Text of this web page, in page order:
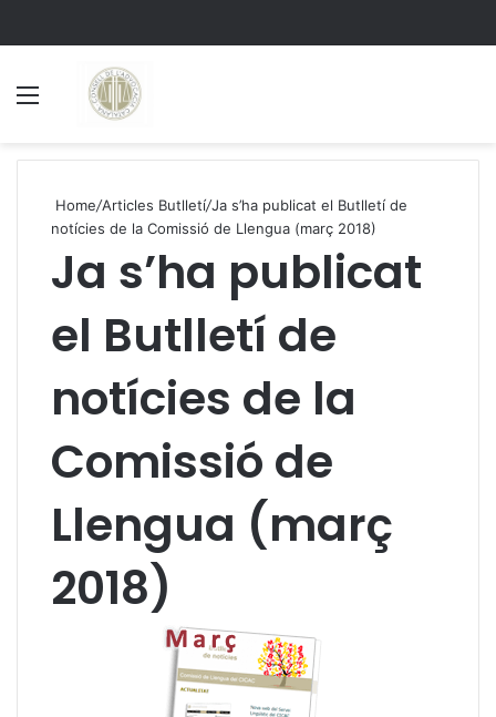
Home/Articles Butlletí/Ja s’ha publicat el Butlletí de
notícies de la Comissió de Llengua (març 2018)
Ja s’ha publicat
el Butlletí de
notícies de la
Comissió de
Llengua (març
2018)